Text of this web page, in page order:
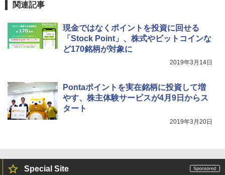
関連記事
現金ではなくポイントを投資に回せる
「Stock Point」、株式やビットコインな
ど170銘柄が対象に
2019年3月14日
Pontaポイントを実在銘柄に投資して増
やす、株主体験サービスが4月9日からス
タート
2019年3月20日
Special Site